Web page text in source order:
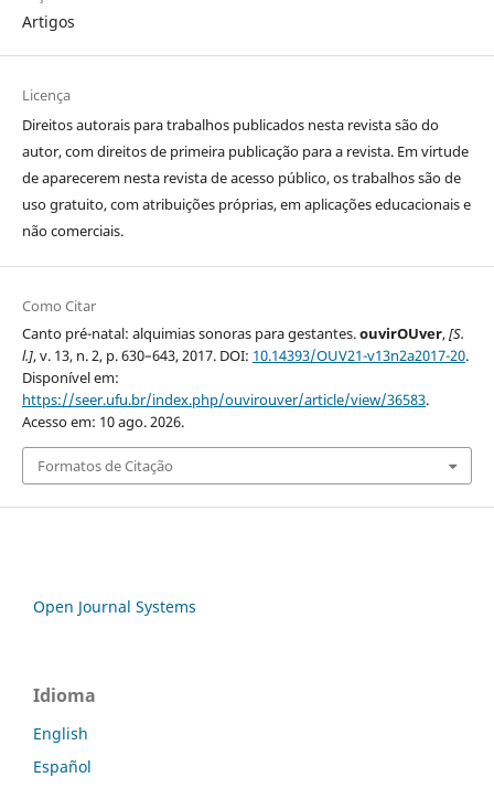
Artigos
Licença
Direitos autorais para trabalhos publicados nesta revista são do
autor, com direitos de primeira publicação para a revista. Em virtude
de aparecerem nesta revista de acesso público, os trabalhos são de
uso gratuito, com atribuições próprias, em aplicações educacionais e
não comerciais.
Como Citar
Canto pré-natal: alquimias sonoras para gestantes.ouvirOUver,[S.
l.], v. 13, n. 2, p. 630–643, 2017. DOI: 10.14393/OUV21-v13n2a2017-20.
Disponível em:
https://seer.ufu.br/index.php/ouvirouver/article/view/36583.
Acesso em: 10 ago. 2026.
Formatos de Citação
Open Journal Systems
Idioma
English
Español